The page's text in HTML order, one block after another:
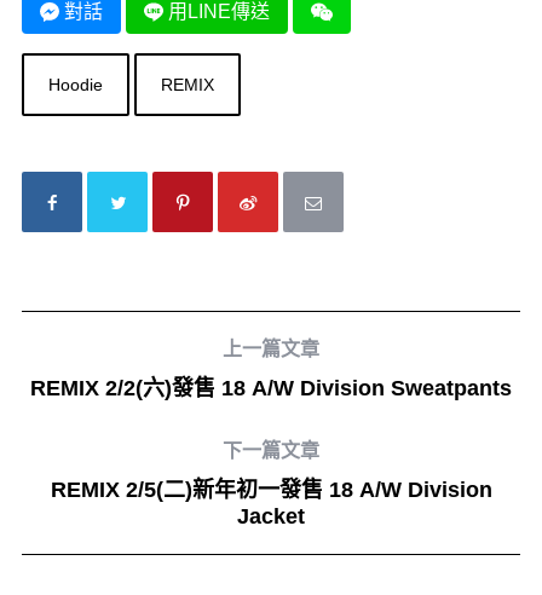
對話 用LINE傳送
Hoodie REMIX
上一篇文章
REMIX 2/2(六)發售 18 A/W Division Sweatpants
下一篇文章
REMIX 2/5(二)新年初一發售 18 A/W Division
Jacket